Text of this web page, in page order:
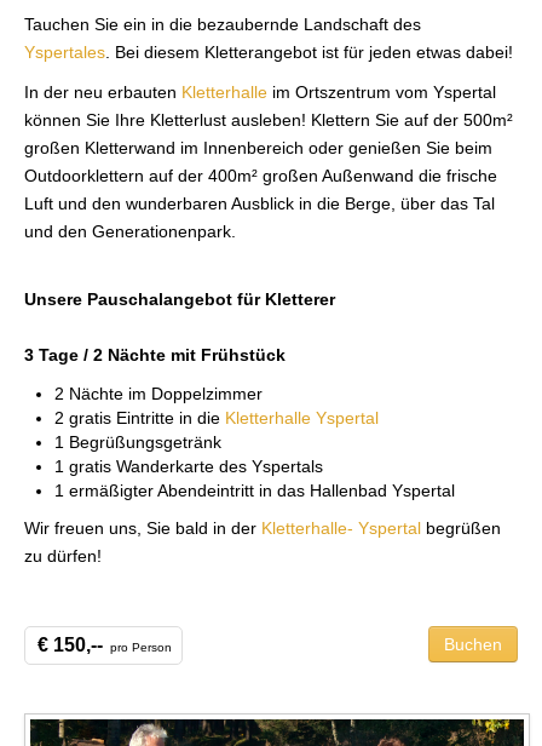
Tauchen Sie ein in die bezaubernde Landschaft des
Yspertales. Bei diesem Kletterangebot ist für jeden etwas dabei!
In der neu erbauten Kletterhalle im Ortszentrum vom Yspertal
können Sie Ihre Kletterlust ausleben! Klettern Sie auf der 500m²
großen Kletterwand im Innenbereich oder genießen Sie beim
Outdoorklettern auf der 400m² großen Außenwand die frische
Luft und den wunderbaren Ausblick in die Berge, über das Tal
und den Generationenpark.
Unsere Pauschalangebot für Kletterer
3 Tage / 2 Nächte mit Frühstück
2 Nächte im Doppelzimmer
2 gratis Eintritte in die Kletterhalle Yspertal
1 Begrüßungsgetränk
1 gratis Wanderkarte des Yspertals
1 ermäßigter Abendeintritt in das Hallenbad Yspertal
Wir freuen uns, Sie bald in der Kletterhalle- Yspertal begrüßen
zu dürfen!
€ 150,-- pro Person Buchen